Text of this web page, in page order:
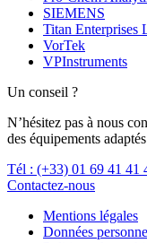
SIEMENS
Titan Enterprises
VorTek
VPInstruments
Un conseil ?
N’hésitez pas à nous
des équipements
Tél : (+33) 01 69 41 41
Contactez-nous
Mentions légales
Données